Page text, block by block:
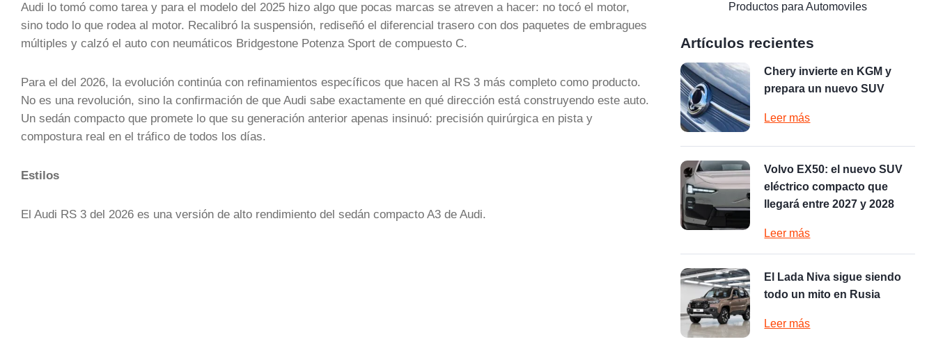
Audi lo tomó como tarea y para el modelo del 2025 hizo algo que pocas marcas se atreven a hacer: no tocó el motor,
sino todo lo que rodea al motor. Recalibró la suspensión, rediseñó el diferencial trasero con dos paquetes de embragues
múltiples y calzó el auto con neumáticos Bridgestone Potenza Sport de compuesto C.
Para el del 2026, la evolución continúa con refinamientos específicos que hacen al RS 3 más completo como producto.
No es una revolución, sino la confirmación de que Audi sabe exactamente en qué dirección está construyendo este auto.
Un sedán compacto que promete lo que su generación anterior apenas insinuó: precisión quirúrgica en pista y
compostura real en el tráfico de todos los días.
Estilos
El Audi RS 3 del 2026 es una versión de alto rendimiento del sedán compacto A3 de Audi.
Productos para Automoviles
Artículos recientes
Chery invierte en KGM y
prepara un nuevo SUV
Leer más
Volvo EX50: el nuevo SUV
eléctrico compacto que
llegará entre 2027 y 2028
Leer más
El Lada Niva sigue siendo
todo un mito en Rusia
Leer más